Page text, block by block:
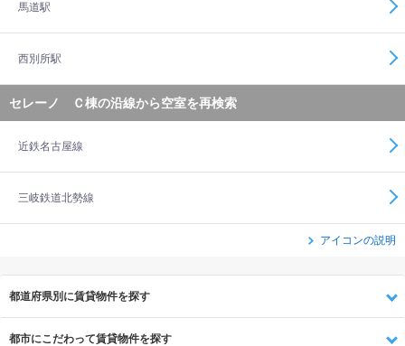
馬道駅
西別所駅
セレーノ Ｃ棟の沿線から空室を再検索
近鉄名古屋線
三岐鉄道北勢線
アイコンの説明
都道府県別に賃貸物件を探す
都市にこだわって賃貸物件を探す